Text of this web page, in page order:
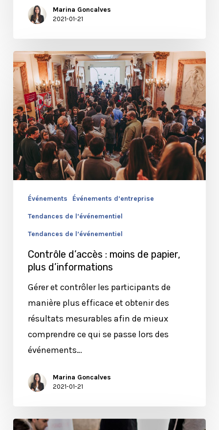
Marina Goncalves
2021-01-21
Contrôle
d’accès
:
moins
de
papier,
plus
d’informations
Événements Événements d’entreprise
Tendances de l’événementiel
Tendances de l’événementiel
Contrôle d’accès : moins de papier,
plus d’informations
Gérer et contrôler les participants de
manière plus efficace et obtenir des
résultats mesurables afin de mieux
comprendre ce qui se passe lors des
événements…
Marina Goncalves
2021-01-21
Comment